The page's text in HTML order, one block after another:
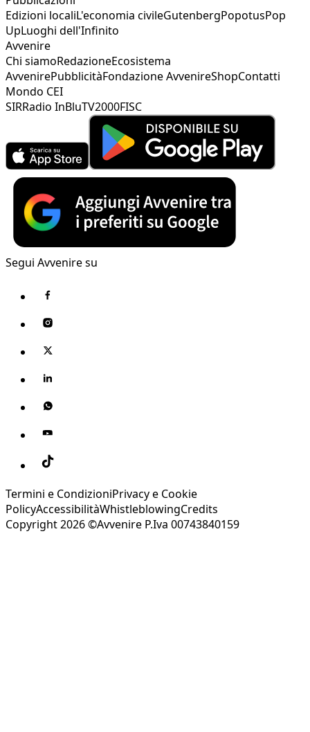
Edizioni localiL'economia civileGutenbergPopotusPop
UpLuoghi dell'Infinito
Avvenire
Chi siamoRedazioneEcosistema
AvvenirePubblicitàFondazione AvvenireShopContatti
Mondo CEI
SIRRadio InBluTV2000FISC
Segui Avvenire su
Termini e CondizioniPrivacy e Cookie
PolicyAccessibilitàWhistleblowingCredits
Copyright 2026 ©Avvenire P.Iva 00743840159